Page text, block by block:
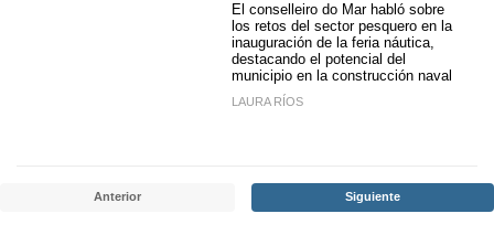
El conselleiro do Mar habló sobre
los retos del sector pesquero en la
inauguración de la feria náutica,
destacando el potencial del
municipio en la construcción naval
LAURA RÍOS
Anterior Siguiente